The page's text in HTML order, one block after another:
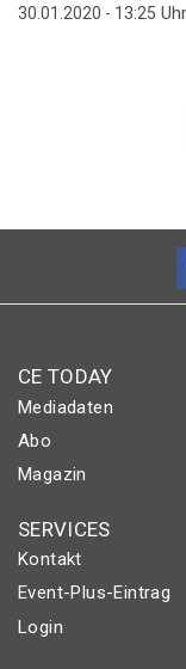
30.01.2020 - 13:25 Uhr
CE TODAY
Mediadaten
Abo
Magazin
SERVICES
Kontakt
Event-Plus-Eintrag
Login